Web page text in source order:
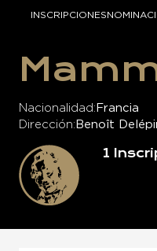
INSCRIPCIONES
Nacionalidad Francia
Dirección Benoît
1